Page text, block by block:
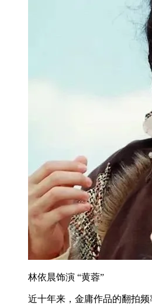
林依晨饰演 “黄蓉”
近十年来，金庸作品的翻拍